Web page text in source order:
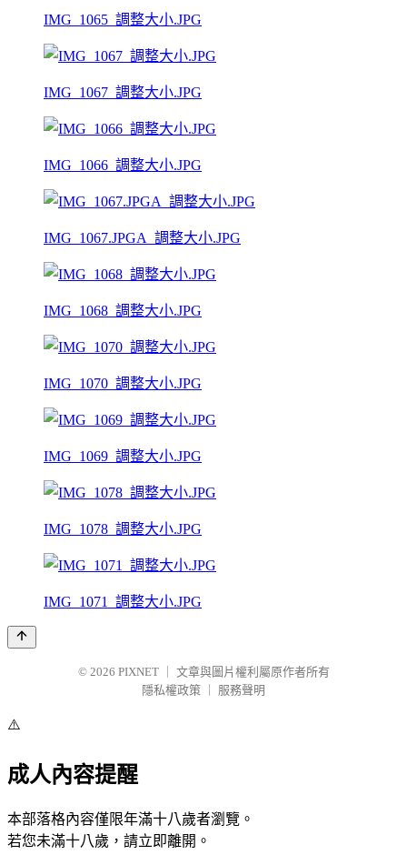
IMG_1065_調整大小.JPG
IMG_1067_調整大小.JPG
IMG_1066_調整大小.JPG
IMG_1067.JPGA_調整大小.JPG
IMG_1068_調整大小.JPG
IMG_1070_調整大小.JPG
IMG_1069_調整大小.JPG
IMG_1078_調整大小.JPG
IMG_1071_調整大小.JPG
© 2026 PIXNET
文章與圖片權利屬原作者所有
隱私權政策
服務聲明
⚠️
成人內容提醒
本部落格內容僅限年滿十八歲者瀏覽。
若您未滿十八歲，請立即離開。